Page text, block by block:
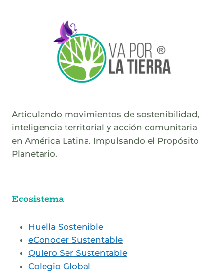
Articulando movimientos de sostenibilidad,
inteligencia territorial y acción comunitaria
en América Latina. Impulsando el Propósito
Planetario.
Ecosistema
Huella Sostenible
eConocer Sustentable
Quiero Ser Sustentable
Colegio Global